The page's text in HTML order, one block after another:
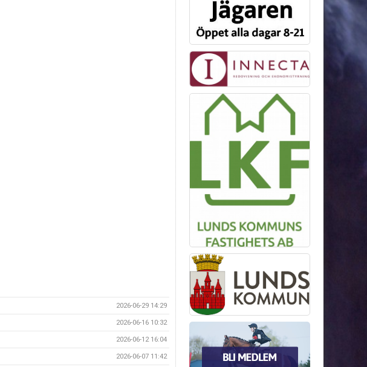
2026-06-29 14:29
2026-06-16 10:32
2026-06-12 16:04
2026-06-07 11:42